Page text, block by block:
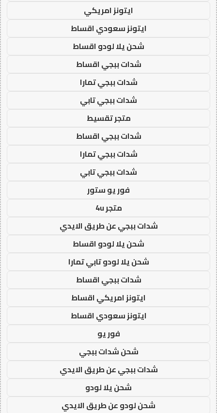
ايتونز امريكي
ايتونز سعودي اقساط
شحن يلا لودو اقساط
شدات ببجي اقساط
شدات ببجي تمارا
شدات ببجي تابي
متجر تقسيط
شدات ببجي اقساط
شدات ببجي تمارا
شدات ببجي تابي
فور يو ستور
متجر 4u
شدات ببجي عن طريق الايدي
شحن يلا لودو اقساط
شحن يلا لودو تابي تمارا
شدات ببجي اقساط
ايتونز امريكي اقساط
ايتونز سعودي اقساط
فور يو
شحن شدات ببجي
شدات ببجي عن طريق الايدي
شحن يلا لودو
شحن لودو عن طريق الايدي